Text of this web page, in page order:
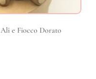
e Fiocco Dorato